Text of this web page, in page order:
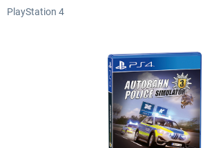
PlayStation 4